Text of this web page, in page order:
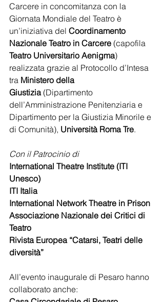
Carcere in concomitanza con la
Giornata Mondiale del Teatro è
un’iniziativa del Coordinamento
Nazionale Teatro in Carcere (capofila
Teatro Universitario Aenigma)
realizzata grazie al Protocollo d’Intesa
tra Ministero della
Giustizia (Dipartimento
dell’Amministrazione Penitenziaria e
Dipartimento per la Giustizia Minorile e
di Comunità), Università Roma Tre.
Con il Patrocinio di
International Theatre Institute (ITI
Unesco)
ITI Italia
International Network Theatre in Prison
Associazione Nazionale dei Critici di
Teatro
Rivista Europea “Catarsi, Teatri delle
diversità”
All’evento inaugurale di Pesaro hanno
collaborato anche: